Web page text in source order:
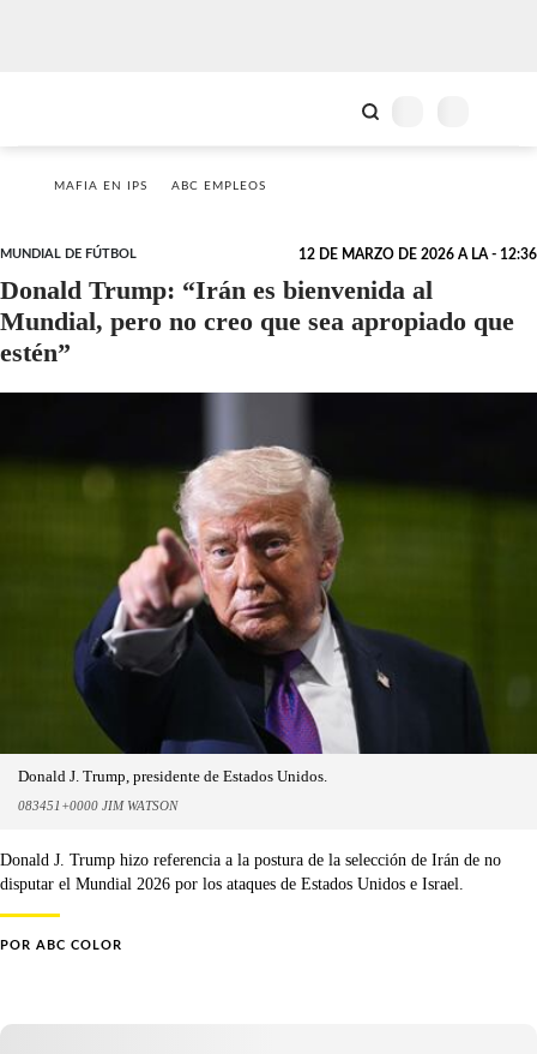
MAFIA EN IPS ABC EMPLEOS
MUNDIAL DE FÚTBOL 12 DE MARZO DE 2026 A LA - 12:36
Donald Trump: “Irán es bienvenida al
Mundial, pero no creo que sea apropiado que
estén”
Donald J. Trump, presidente de Estados Unidos.
083451+0000 JIM WATSON
Donald J. Trump hizo referencia a la postura de la selección de Irán de no
disputar el Mundial 2026 por los ataques de Estados Unidos e Israel.
POR ABC COLOR